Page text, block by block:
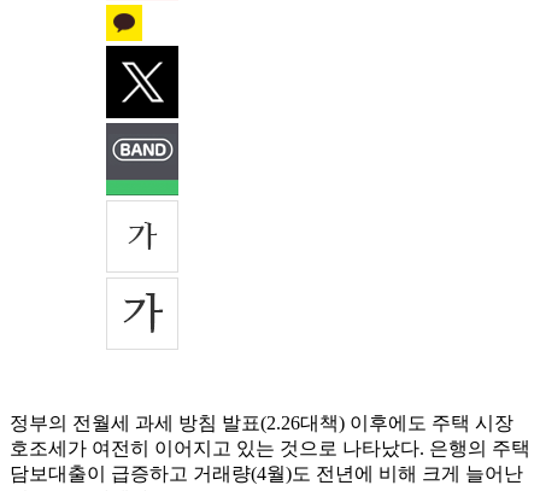
정부의 전월세 과세 방침 발표(2.26대책) 이후에도 주택 시장
호조세가 여전히 이어지고 있는 것으로 나타났다. 은행의 주택
담보대출이 급증하고 거래량(4월)도 전년에 비해 크게 늘어난